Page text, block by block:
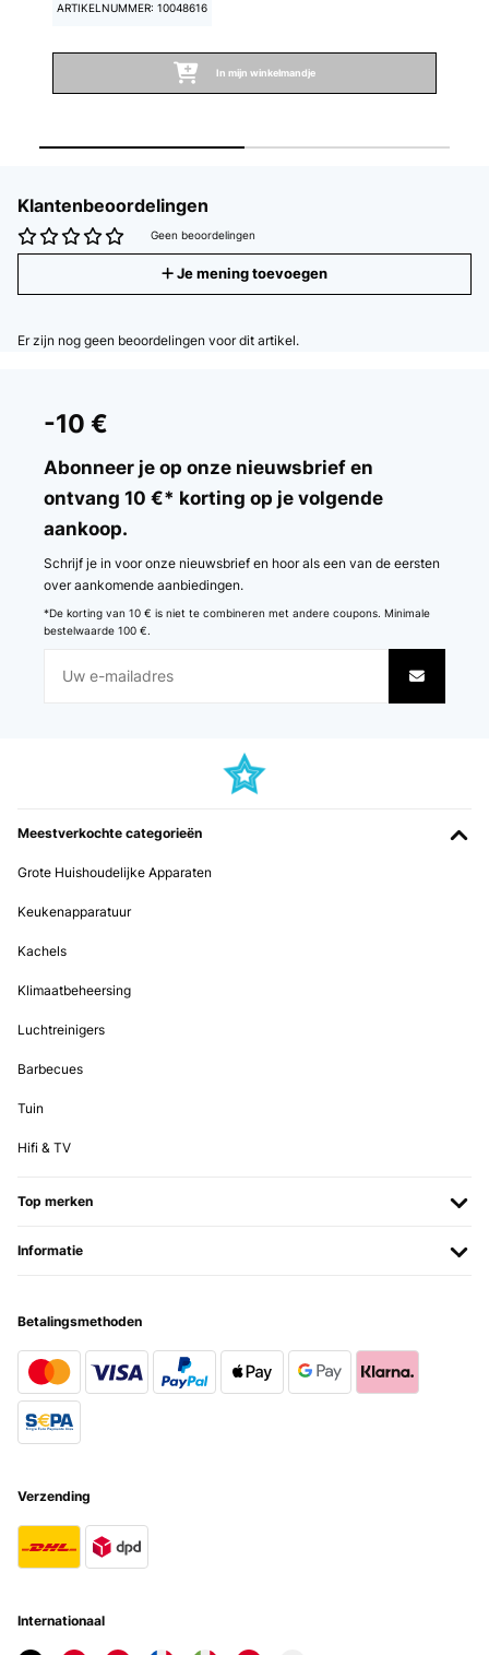
ARTIKELNUMMER: 10048616
In mijn winkelmandje
Klantenbeoordelingen
Geen beoordelingen
Je mening toevoegen
Er zijn nog geen beoordelingen voor dit artikel.
-10 €
Abonneer je op onze nieuwsbrief en
ontvang 10 €* korting op je volgende
aankoop.
Schrijf je in voor onze nieuwsbrief en hoor als een van de eersten
over aankomende aanbiedingen.
*De korting van 10 € is niet te combineren met andere coupons. Minimale
bestelwaarde 100 €.
Meestverkochte categorieën
Grote Huishoudelijke Apparaten
Keukenapparatuur
Kachels
Klimaatbeheersing
Luchtreinigers
Barbecues
Tuin
Hifi & TV
Top merken
Informatie
Betalingsmethoden
Verzending
Internationaal